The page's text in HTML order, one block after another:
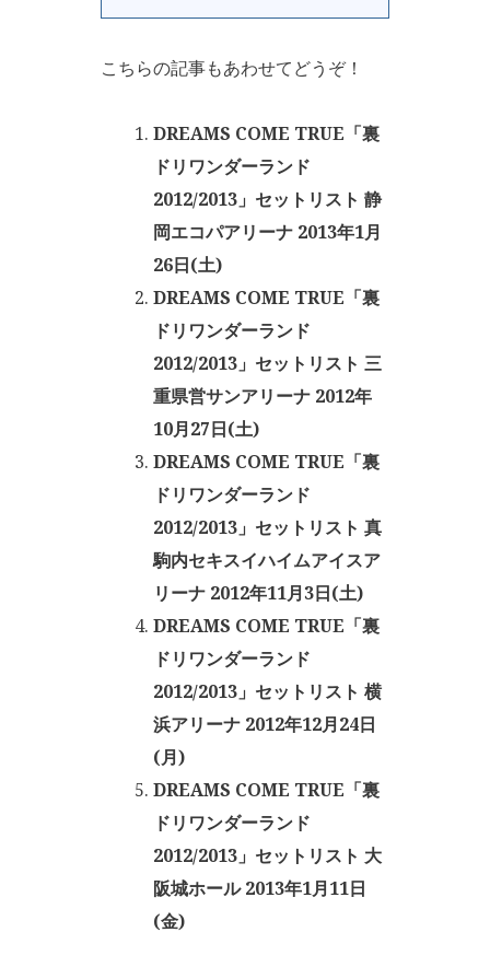
こちらの記事もあわせてどうぞ！
DREAMS COME TRUE「裏
ドリワンダーランド
2012/2013」セットリスト 静
岡エコパアリーナ 2013年1月
26日(土)
DREAMS COME TRUE「裏
ドリワンダーランド
2012/2013」セットリスト 三
重県営サンアリーナ 2012年
10月27日(土)
DREAMS COME TRUE「裏
ドリワンダーランド
2012/2013」セットリスト 真
駒内セキスイハイムアイスア
リーナ 2012年11月3日(土)
DREAMS COME TRUE「裏
ドリワンダーランド
2012/2013」セットリスト 横
浜アリーナ 2012年12月24日
(月)
DREAMS COME TRUE「裏
ドリワンダーランド
2012/2013」セットリスト 大
阪城ホール 2013年1月11日
(金)